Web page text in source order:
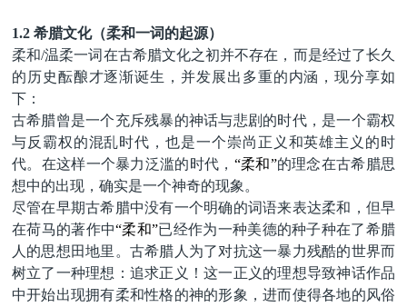
1.2 希腊文化（柔和一词的起源）
柔和/温柔一词在古希腊文化之初并不存在，而是经过了长久
的历史酝酿才逐渐诞生，并发展出多重的内涵，现分享如
下：
古希腊曾是一个充斥残暴的神话与悲剧的时代，是一个霸权
与反霸权的混乱时代，也是一个崇尚正义和英雄主义的时
代。在这样一个暴力泛滥的时代， “柔和”的理念在古希腊思
想中的出现，确实是一个神奇的现象。
尽管在早期古希腊中没有一个明确的词语来表达柔和，但早
在荷马的著作中“柔和”已经作为一种美德的种子种在了希腊
人的思想田地里。古希腊人为了对抗这一暴力残酷的世界而
树立了一种理想：追求正义！这一正义的理想导致神话作品
中开始出现拥有柔和性格的神的形象，进而使得各地的风俗